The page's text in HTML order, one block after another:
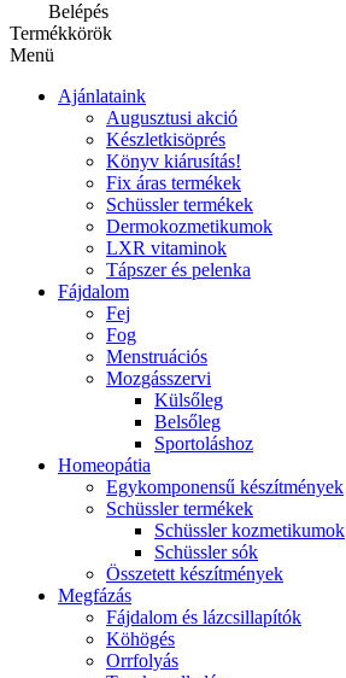
Belépés
Termékkörök
Menü
Ajánlataink
Augusztusi akció
Készletkisöprés
Könyv kiárusítás!
Fix áras termékek
Schüssler termékek
Dermokozmetikumok
LXR vitaminok
Tápszer és pelenka
Fájdalom
Fej
Fog
Menstruációs
Mozgásszervi
Külsőleg
Belsőleg
Sportoláshoz
Homeopátia
Egykomponensű készítmények
Schüssler termékek
Schüssler kozmetikumok
Schüssler sók
Összetett készítmények
Megfázás
Fájdalom és lázcsillapítók
Köhögés
Orrfolyás